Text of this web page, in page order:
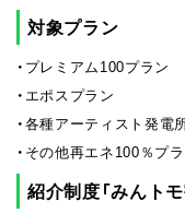
対象プラン
・プレミアム100プラン
・エポスプラン
・各種アーティスト発電
・その他再エネ100％プ
紹介制度「みんト